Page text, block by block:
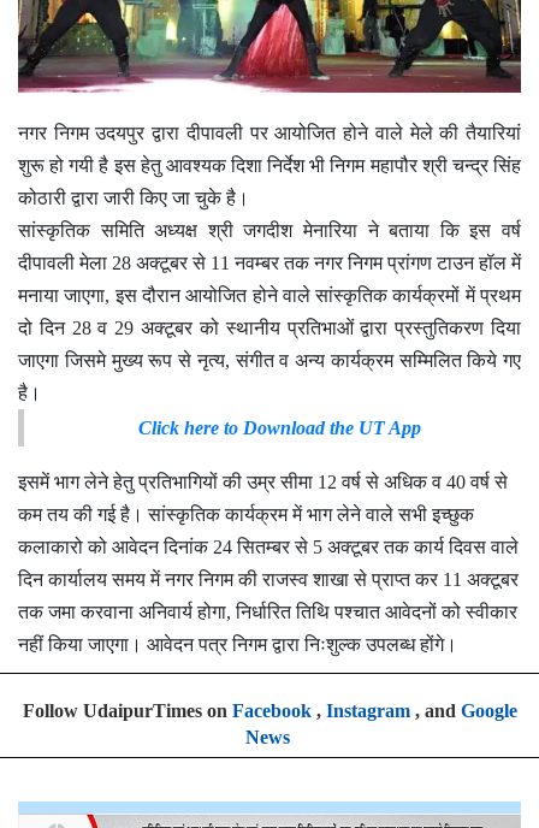
नगर निगम उदयपुर द्वारा दीपावली पर आयोजित होने वाले मेले की तैयारियां
शुरू हो गयी है इस हेतु आवश्यक दिशा निर्देश भी निगम महापौर श्री चन्द्र सिंह
कोठारी द्वारा जारी किए जा चुके है।
सांस्कृतिक समिति अध्यक्ष श्री जगदीश मेनारिया ने बताया कि इस वर्ष
दीपावली मेला 28 अक्टूबर से 11 नवम्बर तक नगर निगम प्रांगण टाउन हॉल में
मनाया जाएगा, इस दौरान आयोजित होने वाले सांस्कृतिक कार्यक्रमों में प्रथम
दो दिन 28 व 29 अक्टूबर को स्थानीय प्रतिभाओं द्वारा प्रस्तुतिकरण दिया
जाएगा जिसमे मुख्य रूप से नृत्य, संगीत व अन्य कार्यक्रम सम्मिलित किये गए
है।
Click here to Download the UT App
इसमें भाग लेने हेतु प्रतिभागियों की उम्र सीमा 12 वर्ष से अधिक व 40 वर्ष से
कम तय की गई है। सांस्कृतिक कार्यक्रम में भाग लेने वाले सभी इच्छुक
कलाकारो को आवेदन दिनांक 24 सितम्बर से 5 अक्टूबर तक कार्य दिवस वाले
दिन कार्यालय समय में नगर निगम की राजस्व शाखा से प्राप्त कर 11 अक्टूबर
तक जमा करवाना अनिवार्य होगा, निर्धारित तिथि पश्चात आवेदनों को स्वीकार
नहीं किया जाएगा। आवेदन पत्र निगम द्वारा निःशुल्क उपलब्ध होंगे।
Follow UdaipurTimes on Facebook, Instagram, and Google
News